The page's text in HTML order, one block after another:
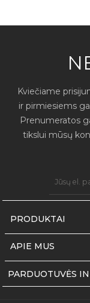
Kviečiame
ir pirmiesiems
Prenumeratos
tikslui mūsų
PRODUKTAI
APIE MUS
PARDUOTUVĖS